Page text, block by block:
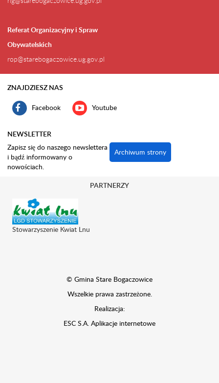
Referat Organizacyjny i Spraw
Obywatelskich
rop@starebogaczowice.ug.gov.pl
ZNAJDZIESZ NAS
Facebook Youtube
NEWSLETTER
Zapisz się do naszego newslettera
i bądź informowany o
nowościach.
Archiwum strony
© Gmina Stare Bogaczowice
Wszelkie prawa zastrzeżone.
Realizacja:
ESC S.A. Aplikacje internetowe
PARTNERZY
Stowarzyszenie Kwiat Lnu